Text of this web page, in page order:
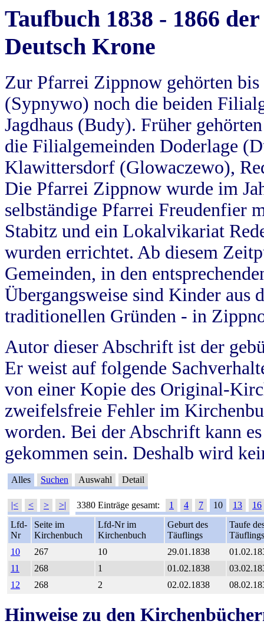
Taufbuch 1838 - 1866
Deutsch Krone
Zur Pfarrei Zippnow gehörten
(Sypnywo) noch die beiden
Jagdhaus (Budy). Früher
die Filialgemeinden Doderlage
Klawittersdorf (Glowaczewo),
Die Pfarrei Zippnow wurde im
selbständige Pfarrei Freudenfier
Stabitz und ein Lokalvikariat
wurden errichtet. Ab diesem
Gemeinden, in den
Übergangsweise sind Kinder aus
traditionellen Gründen - in
Autor dieser Abschrift ist der
Er weist auf folgende
von einer Kopie des Original-
zweifelsfreie Fehler im
worden. Bei der Abschrift kann
gekommen sein. Deshalb wird
Alles Suchen Auswahl Detail
|< < > >| 3380 Einträge gesamt: 1 4 7 10 13
16
Lfd-
Nr
Seite im
Kirchenbuch
Lfd-Nr im
Kirchenbuch
Geburt des
Täuflings
Taufe
Täuflings
10
267 10 29.01.1838
11
268 1 01.02.1838
12
268 2 02.02.1838
Hinweise zu den